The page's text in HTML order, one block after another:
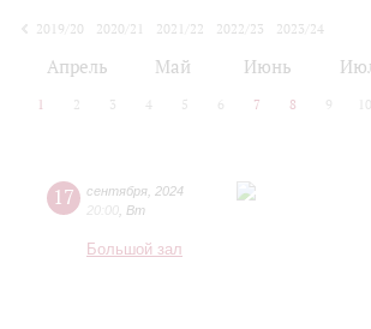
2019/20
2020/21 2021/22 2022/23
2023/24
Апрель Май Июнь
1 2 3 4 5 6 7 8 9 10
17 сентября 2024
20:00 Вт
Большой зал